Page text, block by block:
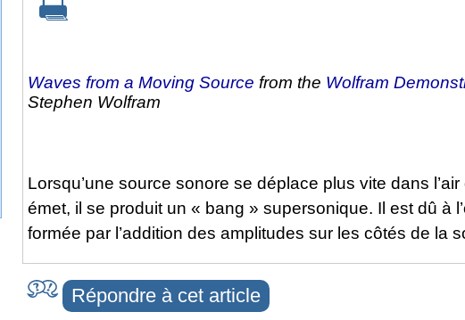
Waves from a Moving Source from the Wolfram
Stephen Wolfram
Lorsqu’une source sonore se déplace plus vite dans l’air
émet, il se produit un « bang » supersonique. Il est dû à
formée par l’addition des amplitudes sur les côtés de la
Répondre à cet article